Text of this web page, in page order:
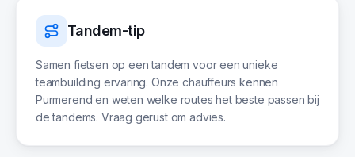
Tandem-tip
Samen fietsen op een tandem voor een unieke
teambuilding ervaring. Onze chauffeurs kennen
Purmerend en weten welke routes het beste passen bij
de tandems. Vraag gerust om advies.